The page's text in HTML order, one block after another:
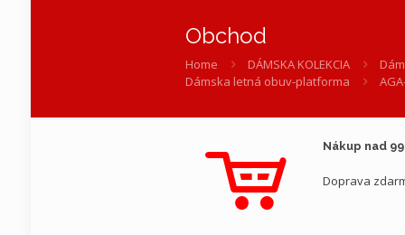
Obchod
Home DÁMSKA KOLEKCIA
Dámska letná obuv-platforma
Nákup nad
Doprava